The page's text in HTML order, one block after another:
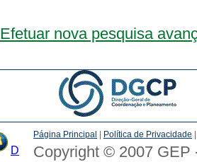
Efetuar nova pesquisa
D
Página Principal Política de Privacidade
Copyright © 2007 GEP